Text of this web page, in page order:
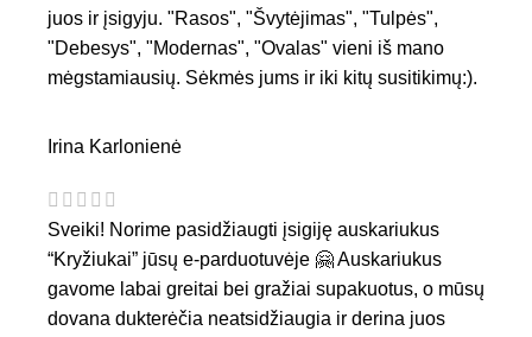
juos ir įsigyju. "Rasos", "Švytėjimas", "Tulpės",
"Debesys", "Modernas", "Ovalas" vieni iš mano
mėgstamiausių. Sėkmės jums ir iki kitų susitikimų:).
Irina Karlonienė
Sveiki! Norime pasidžiaugti įsigiję auskariukus
“Kryžiukai” jūsų e-parduotuvėje 🤗 Auskariukus
gavome labai greitai bei gražiai supakuotus, o mūsų
dovana dukterėčia neatsidžiaugia ir derina juos